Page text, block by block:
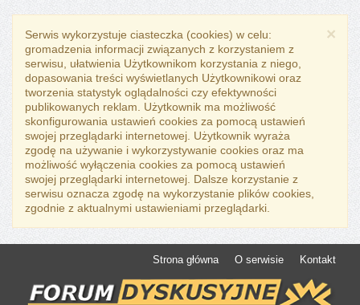
×
Serwis wykorzystuje ciasteczka (cookies) w celu:
gromadzenia informacji związanych z korzystaniem z
serwisu, ułatwienia Użytkownikom korzystania z niego,
dopasowania treści wyświetlanych Użytkownikowi oraz
tworzenia statystyk oglądalności czy efektywności
publikowanych reklam. Użytkownik ma możliwość
skonfigurowania ustawień cookies za pomocą ustawień
swojej przeglądarki internetowej. Użytkownik wyraża
zgodę na używanie i wykorzystywanie cookies oraz ma
możliwość wyłączenia cookies za pomocą ustawień
swojej przeglądarki internetowej. Dalsze korzystanie z
serwisu oznacza zgodę na wykorzystanie plików cookies,
zgodnie z aktualnymi ustawieniami przeglądarki.
Strona główna O serwisie Kontakt